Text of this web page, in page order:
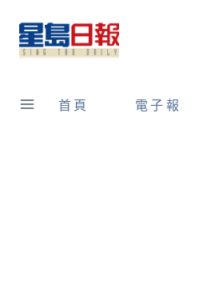
content
首頁 電子報